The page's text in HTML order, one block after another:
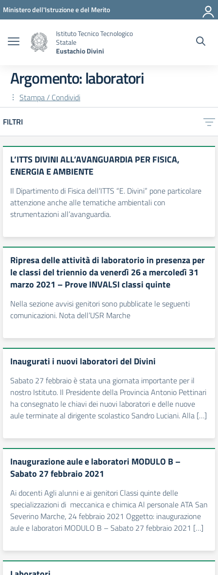
Vai ai contenuti
Vai al menu di navigazione
Vai al footer
Ministero dell'Istruzione e del Merito
Istituto Tecnico Tecnologico
Statale
Eustachio Divini
Argomento: laboratori
Stampa / Condividi
FILTRI
L’ITTS DIVINI ALL’AVANGUARDIA PER FISICA,
ENERGIA E AMBIENTE
Il Dipartimento di Fisica dell’ITTS “E. Divini” pone particolare
attenzione anche alle tematiche ambientali con
strumentazioni all’avanguardia.
Ripresa delle attività di laboratorio in presenza per
le classi del triennio da venerdì 26 a mercoledì 31
marzo 2021 – Prove INVALSI classi quinte
Nella sezione avvisi genitori sono pubblicate le seguenti
comunicazioni. Nota dell’USR Marche
Inaugurati i nuovi laboratori del Divini
Sabato 27 febbraio è stata una giornata importante per il
nostro Istituto. Il Presidente della Provincia Antonio Pettinari
ha consegnato le chiavi dei nuovi laboratori e delle nuove
aule terminate al dirigente scolastico Sandro Luciani. Alla […]
Inaugurazione aule e laboratori MODULO B –
Sabato 27 febbraio 2021
Ai docenti Agli alunni e ai genitori Classi quinte delle
specializzazioni di meccanica e chimica Al personale ATA San
Severino Marche, 24 febbraio 2021 Oggetto: inaugurazione
aule e laboratori MODULO B – Sabato 27 febbraio 2021 […]